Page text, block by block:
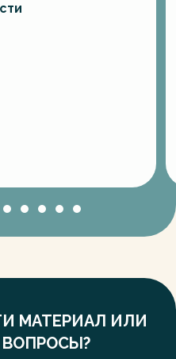
МАТЕРИАЛ ИЛИ